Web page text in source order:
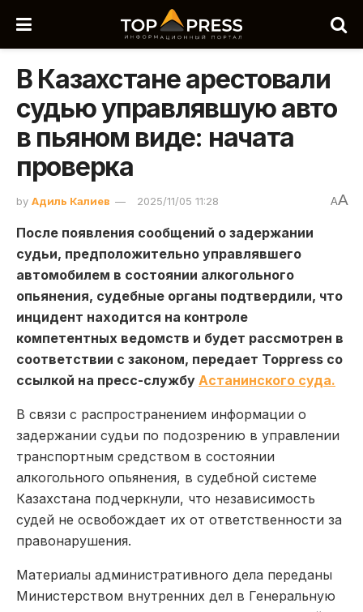
В Казахстане арестовали
судью управлявшую авто
в пьяном виде: начата
проверка
by Адиль Калиев 2025/11/05 11:28 AA
После появления сообщений о задержании
судьи, предположительно управлявшего
автомобилем в состоянии алкогольного
опьянения, судебные органы подтвердили, что
инцидент находится на контроле
компетентных ведомств и будет рассмотрен в
соответствии с законом, передает Toppress со
ссылкой на пресс-службу Астанинского суда.
В связи с распространением информации о
задержании судьи по подозрению в управлении
транспортным средством в состоянии
алкогольного опьянения, в судебной системе
Казахстана подчеркнули, что независимость
судей не освобождает их от ответственности за
правонарушения.
Материалы административного дела переданы
Министерством внутренних дел в Генеральную